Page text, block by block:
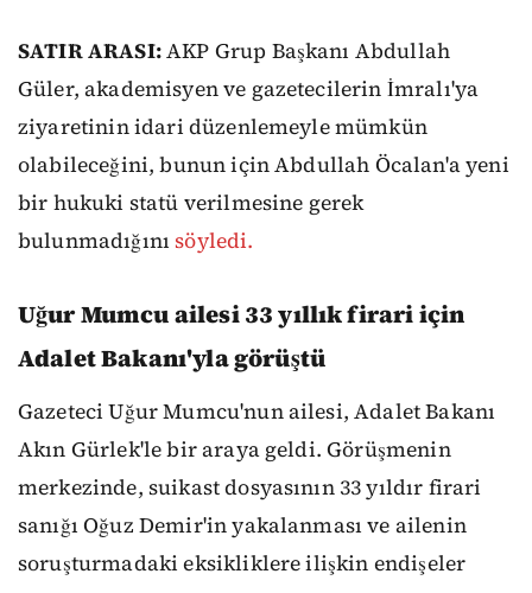
SATIR ARASI:AKP Grup Başkanı Abdullah
Güler, akademisyen ve gazetecilerin İmralı'ya
ziyaretinin idari düzenlemeyle mümkün
olabileceğini, bunun için Abdullah Öcalan'a yeni
bir hukuki statü verilmesine gerek
bulunmadığınısöyledi.
Uğur Mumcu ailesi 33 yıllık firari için
Adalet Bakanı'yla görüştü
Gazeteci Uğur Mumcu'nun ailesi, Adalet Bakanı
Akın Gürlek'le bir araya geldi. Görüşmenin
merkezinde, suikast dosyasının 33 yıldır firari
sanığı Oğuz Demir'in yakalanması ve ailenin
soruşturmadaki eksikliklere ilişkin endişeler